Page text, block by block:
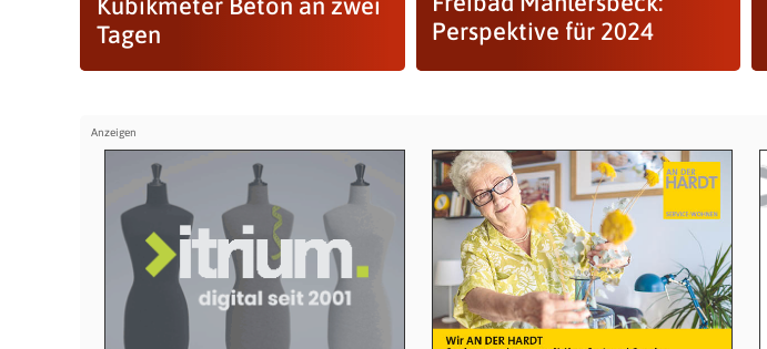
Tagen
Perspektive für 2024